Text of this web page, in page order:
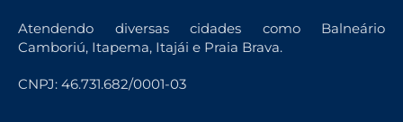
Atendendo diversas cidades como Balneário
Camboriú, Itapema, Itajái e Praia Brava.
CNPJ: 46.731.682/0001-03